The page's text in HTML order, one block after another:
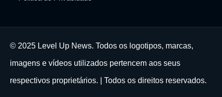
© 2025 Level Up News. Todos os logotipos, marcas,
imagens e vídeos utilizados pertencem aos seus
respectivos proprietários. | Todos os direitos reservados.